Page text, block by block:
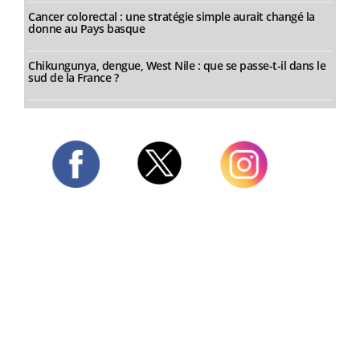
Cancer colorectal : une stratégie simple aurait changé la
donne au Pays basque
Chikungunya, dengue, West Nile : que se passe-t-il dans le
sud de la France ?